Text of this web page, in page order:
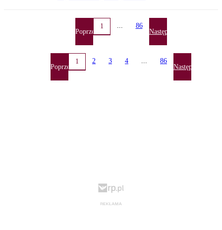
Poprzednia
1 ... 86
Następna
Poprzednia
1 2 3 4 ... 86
Następna